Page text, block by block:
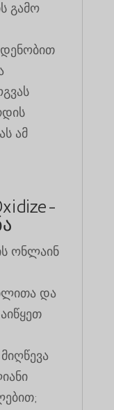
გამო
ამ
ონლაინ
და